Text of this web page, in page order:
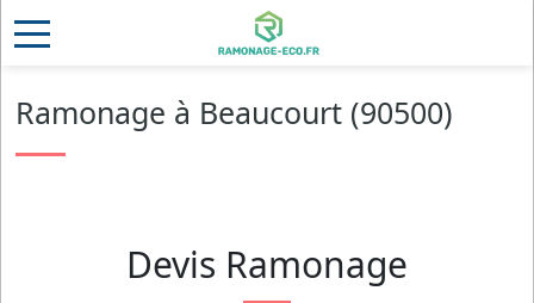
Ramonage à Beaucourt (90500)
Devis Ramonage